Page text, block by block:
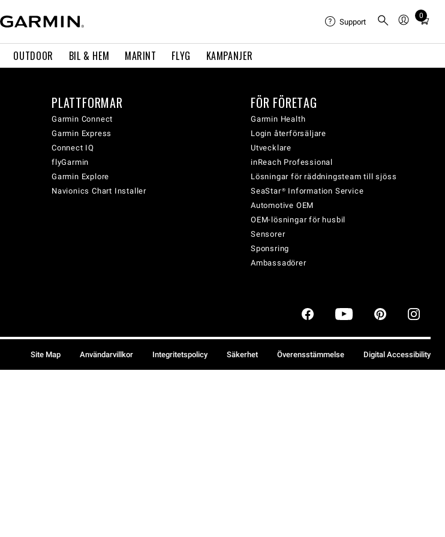
OUTDOOR BIL & HEM MARINT FLYG KAMPANJER
Support
0
Total
cart:
PLATTFORMAR
Garmin Connect
Garmin Express
Connect IQ
flyGarmin
Garmin Explore
Navionics Chart Installer
FÖR FÖRETAG
Garmin Health
Login återförsäljare
Utvecklare
inReach Professional
Lösningar för räddningsteam till sjöss
SeaStar® Information Service
Automotive OEM
OEM-lösningar för husbil
Sensorer
Sponsring
Ambassadörer
Site Map Användarvillkor Integritetspolicy Säkerhet Överensstämmelse Digital Accessibility